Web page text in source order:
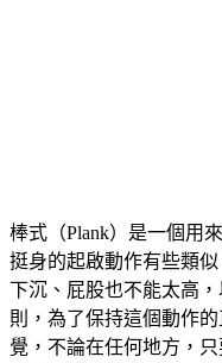
棒式（Plank）是一個用
挺身的起啟動作有些類
下沉、屁股也不能太高
則，為了保持這個動作
覺，不論在任何地方，